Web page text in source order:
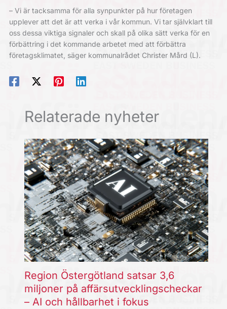
– Vi är tacksamma för alla synpunkter på hur företagen
upplever att det är att verka i vår kommun. Vi tar självklart till
oss dessa viktiga signaler och skall på olika sätt verka för en
förbättring i det kommande arbetet med att förbättra
företagsklimatet, säger kommunalrådet Christer Mård (L).
Relaterade nyheter
Region Östergötland satsar 3,6
miljoner på affärsutvecklingscheckar
– AI och hållbarhet i fokus